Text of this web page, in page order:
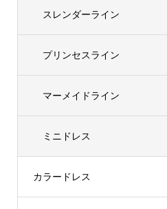
スレンダーライン
プリンセスライン
マーメイドライン
ミニドレス
カラードレス